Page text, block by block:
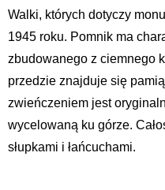
Walki, których dotyczy
1945 roku. Pomnik ma
zbudowanego z ciemnego
przedzie znajduje się
zwieńczeniem jest
wycelowaną ku górze.
słupkami i łańcuchami.